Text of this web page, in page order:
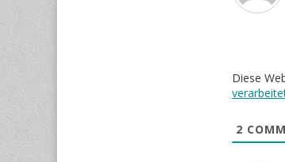
Diese
2